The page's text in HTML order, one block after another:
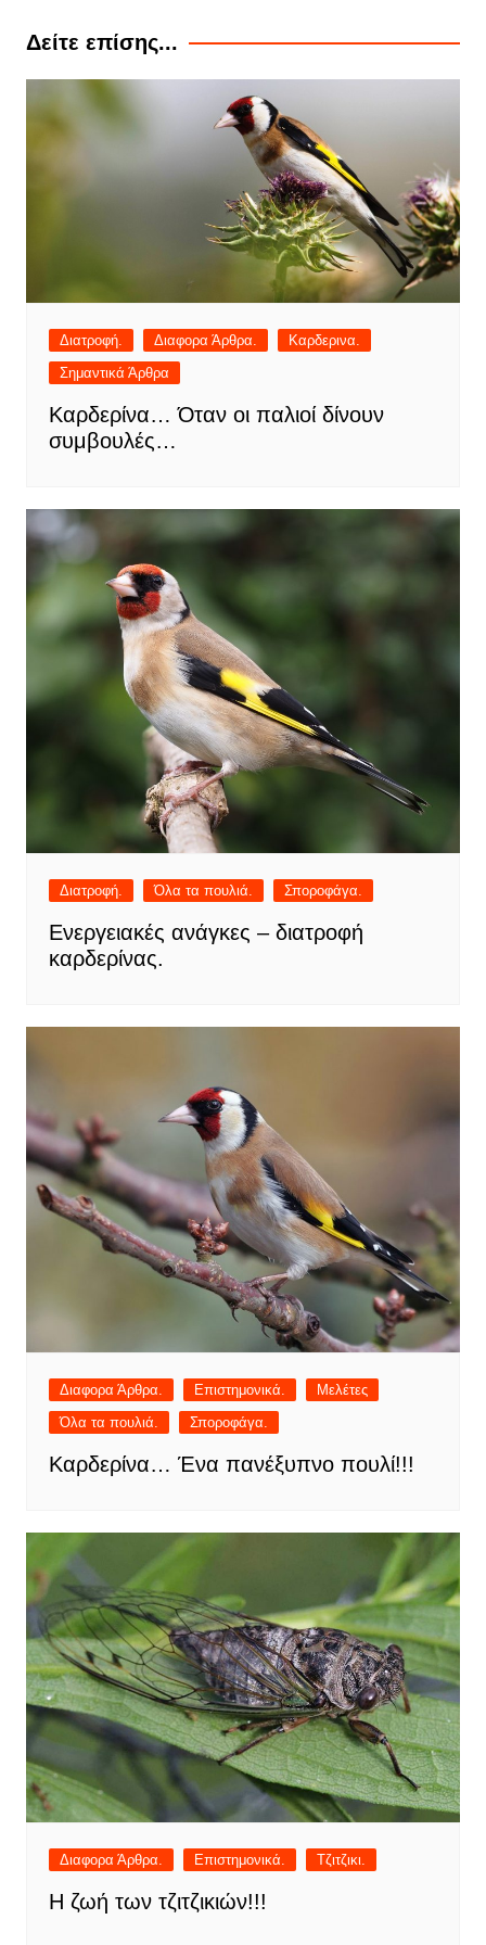
Δείτε επίσης...
Διατροφή. Διαφορα Άρθρα.
Καρδερινα.
Σημαντικά Άρθρα
Καρδερίνα… Όταν οι παλιοί δίνουν
συμβουλές…
Διατροφή. Όλα τα πουλιά. Σποροφάγα.
Ενεργειακές ανάγκες – διατροφή
καρδερίνας.
Διαφορα Άρθρα. Επιστημονικά.
Μελέτες
Όλα τα πουλιά.
Σποροφάγα.
Καρδερίνα… Ένα πανέξυπνο πουλί!!!
Διαφορα Άρθρα. Επιστημονικά. Τζιτζικι.
Η ζωή των τζιτζικιών!!!